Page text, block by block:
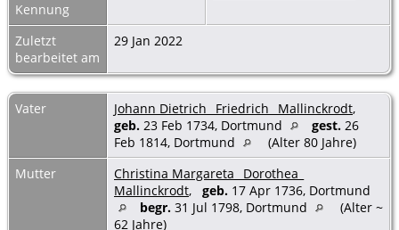
Kennung
Zuletzt
bearbeitet am
29 Jan 2022
Vater Johann Dietrich _Friedrich_ Mallinckrodt,
geb. 23 Feb 1734, Dortmund gest. 26
Feb 1814, Dortmund
(Alter 80 Jahre)
Mutter
Christina Margareta _Dorothea_
Mallinckrodt, geb. 17 Apr 1736, Dortmund
begr. 31 Jul 1798, Dortmund
(Alter ~
62 Jahre)